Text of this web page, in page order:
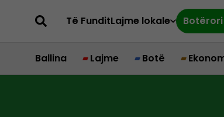
Të FunditLajme lokale
Ballina Lajme Botë